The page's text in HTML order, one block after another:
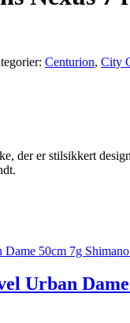
Centurion, City
der er stilsikkert
Urban